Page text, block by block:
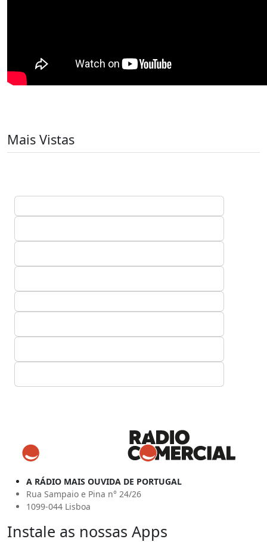
Mais Vistas
A RÁDIO MAIS OUVIDA DE PORTUGAL
Rua Sampaio e Pina n° 24/26
1099-044 Lisboa
Instale as nossas Apps